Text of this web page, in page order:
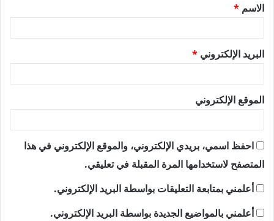
*
الاسم *
البريد الإلكتروني *
الموقع الإلكتروني
احفظ اسمي، بريدي الإلكتروني، والموقع الإلكتروني في هذا
المتصفح لاستخدامها المرة المقبلة في تعليقي.
أعلمني بمتابعة التعليقات بواسطة البريد الإلكتروني.
أعلمني بالمواضيع الجديدة بواسطة البريد الإلكتروني.